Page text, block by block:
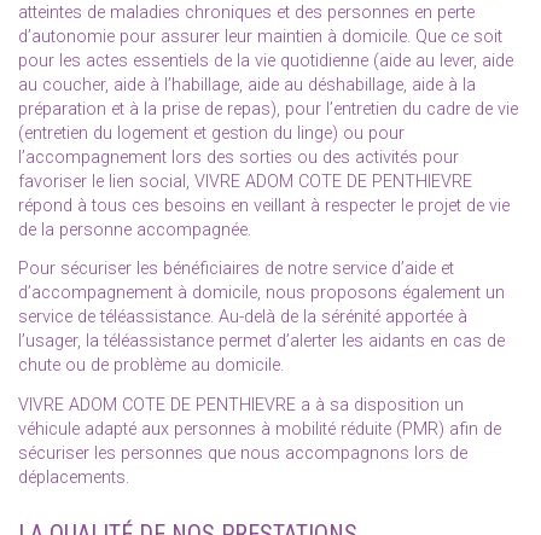
atteintes de maladies chroniques et des personnes en perte
d’autonomie pour assurer leur maintien à domicile. Que ce soit
pour les actes essentiels de la vie quotidienne (aide au lever, aide
au coucher, aide à l’habillage, aide au déshabillage, aide à la
préparation et à la prise de repas), pour l’entretien du cadre de vie
(entretien du logement et gestion du linge) ou pour
l’accompagnement lors des sorties ou des activités pour
favoriser le lien social, VIVRE ADOM COTE DE PENTHIEVRE
répond à tous ces besoins en veillant à respecter le projet de vie
de la personne accompagnée.
Pour sécuriser les bénéficiaires de notre service d’aide et
d’accompagnement à domicile, nous proposons également un
service de téléassistance. Au-delà de la sérénité apportée à
l’usager, la téléassistance permet d’alerter les aidants en cas de
chute ou de problème au domicile.
VIVRE ADOM COTE DE PENTHIEVRE a à sa disposition un
véhicule adapté aux personnes à mobilité réduite (PMR) afin de
sécuriser les personnes que nous accompagnons lors de
déplacements.